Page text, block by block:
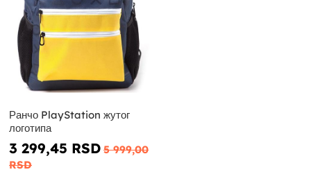
Ранчо PlayStation жутог
логотипа
3 299,45 RSD 5 999,00
RSD